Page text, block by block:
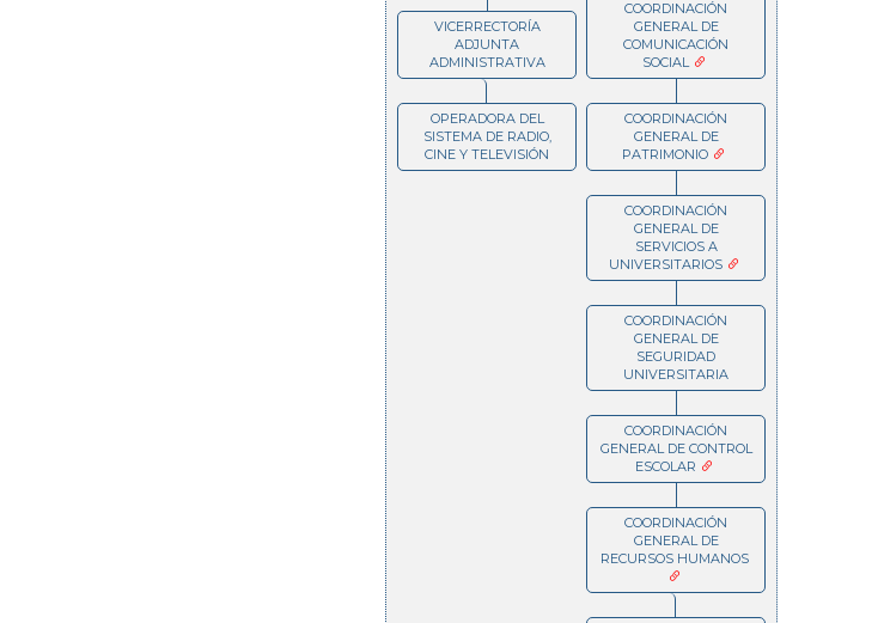
VICERRECTORÍA
ADJUNTA
ADMINISTRATIVA
OPERADORA DEL
SISTEMA DE RADIO,
CINE Y TELEVISIÓN
COORDINACIÓN
GENERAL DE
COMUNICACIÓN
SOCIAL
COORDINACIÓN
GENERAL DE
PATRIMONIO
COORDINACIÓN
GENERAL DE
SERVICIOS A
UNIVERSITARIOS
COORDINACIÓN
GENERAL DE
SEGURIDAD
UNIVERSITARIA
COORDINACIÓN
GENERAL DE CONTROL
ESCOLAR
COORDINACIÓN
GENERAL DE
RECURSOS HUMANOS